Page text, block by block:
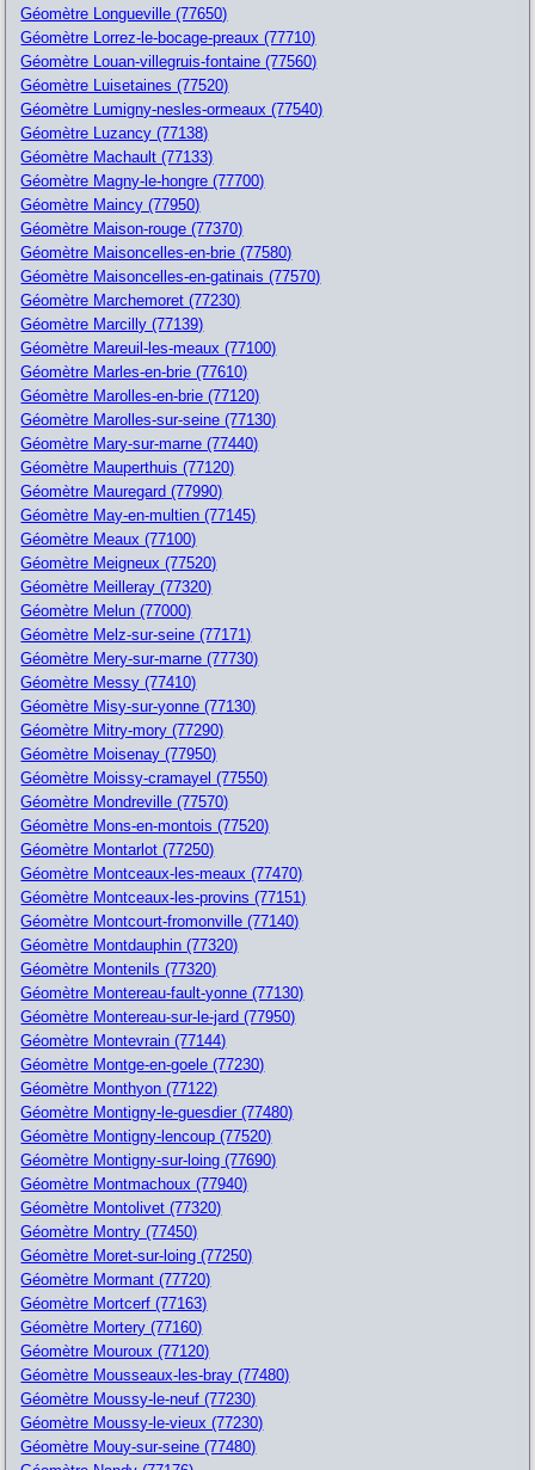
Géomètre Longueville (77650)
Géomètre Lorrez-le-bocage-preaux (77710)
Géomètre Louan-villegruis-fontaine (77560)
Géomètre Luisetaines (77520)
Géomètre Lumigny-nesles-ormeaux (77540)
Géomètre Luzancy (77138)
Géomètre Machault (77133)
Géomètre Magny-le-hongre (77700)
Géomètre Maincy (77950)
Géomètre Maison-rouge (77370)
Géomètre Maisoncelles-en-brie (77580)
Géomètre Maisoncelles-en-gatinais (77570)
Géomètre Marchemoret (77230)
Géomètre Marcilly (77139)
Géomètre Mareuil-les-meaux (77100)
Géomètre Marles-en-brie (77610)
Géomètre Marolles-en-brie (77120)
Géomètre Marolles-sur-seine (77130)
Géomètre Mary-sur-marne (77440)
Géomètre Mauperthuis (77120)
Géomètre Mauregard (77990)
Géomètre May-en-multien (77145)
Géomètre Meaux (77100)
Géomètre Meigneux (77520)
Géomètre Meilleray (77320)
Géomètre Melun (77000)
Géomètre Melz-sur-seine (77171)
Géomètre Mery-sur-marne (77730)
Géomètre Messy (77410)
Géomètre Misy-sur-yonne (77130)
Géomètre Mitry-mory (77290)
Géomètre Moisenay (77950)
Géomètre Moissy-cramayel (77550)
Géomètre Mondreville (77570)
Géomètre Mons-en-montois (77520)
Géomètre Montarlot (77250)
Géomètre Montceaux-les-meaux (77470)
Géomètre Montceaux-les-provins (77151)
Géomètre Montcourt-fromonville (77140)
Géomètre Montdauphin (77320)
Géomètre Montenils (77320)
Géomètre Montereau-fault-yonne (77130)
Géomètre Montereau-sur-le-jard (77950)
Géomètre Montevrain (77144)
Géomètre Montge-en-goele (77230)
Géomètre Monthyon (77122)
Géomètre Montigny-le-guesdier (77480)
Géomètre Montigny-lencoup (77520)
Géomètre Montigny-sur-loing (77690)
Géomètre Montmachoux (77940)
Géomètre Montolivet (77320)
Géomètre Montry (77450)
Géomètre Moret-sur-loing (77250)
Géomètre Mormant (77720)
Géomètre Mortcerf (77163)
Géomètre Mortery (77160)
Géomètre Mouroux (77120)
Géomètre Mousseaux-les-bray (77480)
Géomètre Moussy-le-neuf (77230)
Géomètre Moussy-le-vieux (77230)
Géomètre Mouy-sur-seine (77480)